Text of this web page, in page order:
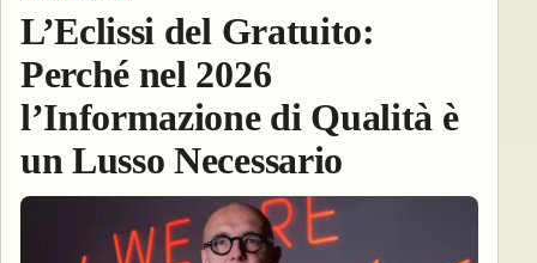
L’Eclissi del Gratuito:
Perché nel 2026
l’Informazione di Qualità è
un Lusso Necessario